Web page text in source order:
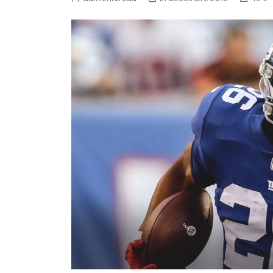
NFL – Power Rankings
Pronostics et paris NFL
Super Bowl LIX
Histoire et Légendes